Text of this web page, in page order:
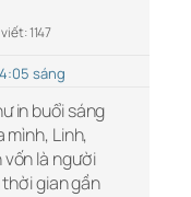
1147
sáng
in buổi sáng
Linh,
vốn là người
gian gần